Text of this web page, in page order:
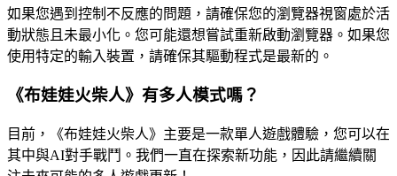
如果您遇到控制不反應的問題，請確保您的瀏覽器視窗處於活
動狀態且未最小化。您可能還想嘗試重新啟動瀏覽器。如果您
使用特定的輸入裝置，請確保其驅動程式是最新的。
《布娃娃火柴人》有多人模式嗎？
目前，《布娃娃火柴人》主要是一款單人遊戲體驗，您可以在
其中與AI對手戰鬥。我們一直在探索新功能，因此請繼續關